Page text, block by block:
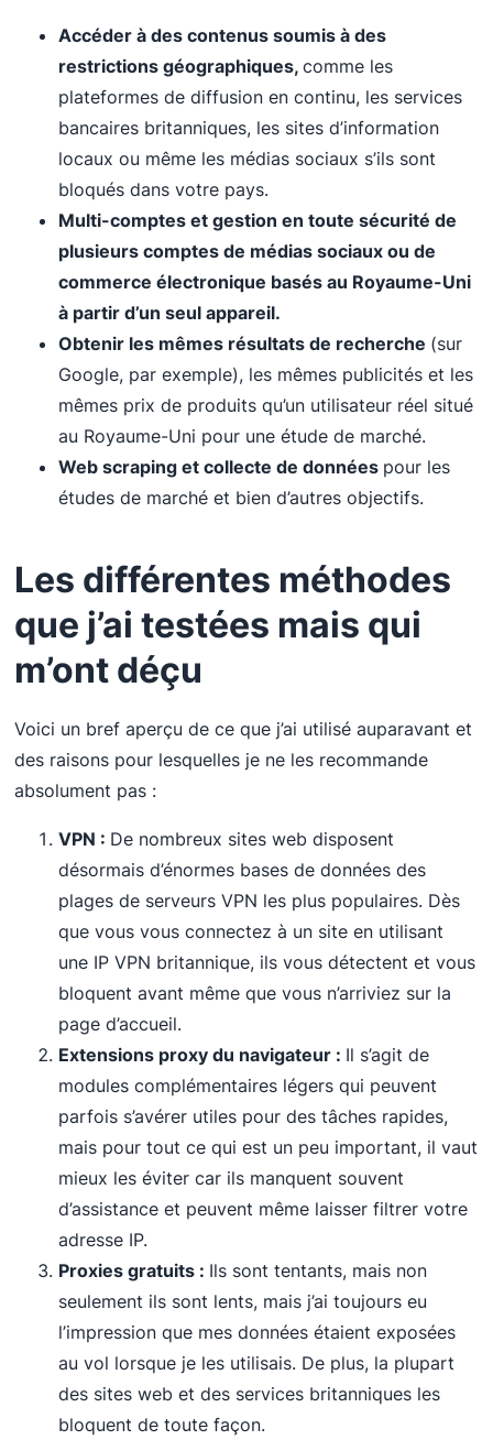
Accéder à des contenus soumis à des
restrictions géographiques,comme les
plateformes de diffusion en continu, les services
bancaires britanniques, les sites d’information
locaux ou même les médias sociaux s’ils sont
bloqués dans votre pays.
Multi-compteset gestion en toute sécurité de
plusieurs comptes de médias sociaux ou de
commerce électronique basés au Royaume-Uni
à partir d’un seul appareil.
Obtenir les mêmes résultats de recherche (sur
Google, par exemple), les mêmes publicités et les
mêmes prix de produits qu’un utilisateur réel situé
au Royaume-Uni pour une étude de marché.
Web scraping et collecte de données pour les
études de marché et bien d’autres objectifs.
Les différentes méthodes
que j’ai testées mais qui
m’ont déçu
Voici un bref aperçu de ce que j’ai utilisé auparavant et
des raisons pour lesquelles je ne les recommande
absolument pas :
VPN : De nombreux sites web disposent
désormais d’énormes bases de données des
plages de serveurs VPN les plus populaires. Dès
que vous vous connectez à un site en utilisant
une IP VPN britannique, ils vous détectent et vous
bloquent avant même que vous n’arriviez sur la
page d’accueil.
Extensions proxy du navigateur : Il s’agit de
modules complémentaires légers qui peuvent
parfois s’avérer utiles pour des tâches rapides,
mais pour tout ce qui est un peu important, il vaut
mieux les éviter car ils manquent souvent
d’assistance et peuvent même laisser filtrer votre
adresse IP.
Proxies gratuits : Ils sont tentants, mais non
seulement ils sont lents, mais j’ai toujours eu
l’impression que mes données étaient exposées
au vol lorsque je les utilisais. De plus, la plupart
des sites web et des services britanniques les
bloquent de toute façon.